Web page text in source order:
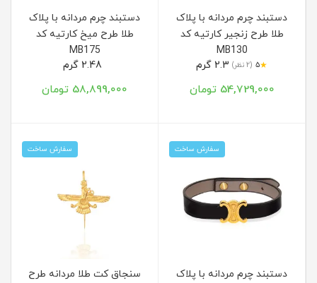
دستبند چرم مردانه با پلاک
طلا طرح زنجیر کارتیه کد
MB130
★
5 (2 نظر)
54,729,000 تومان
دستبند چرم مردانه با پلاک
طلا طرح میخ کارتیه کد
MB175
58,899,000 تومان
سفارش ساخت
دستبند چرم مردانه با پلاک
سفارش ساخت
سنجاق کت طلا مردانه طرح